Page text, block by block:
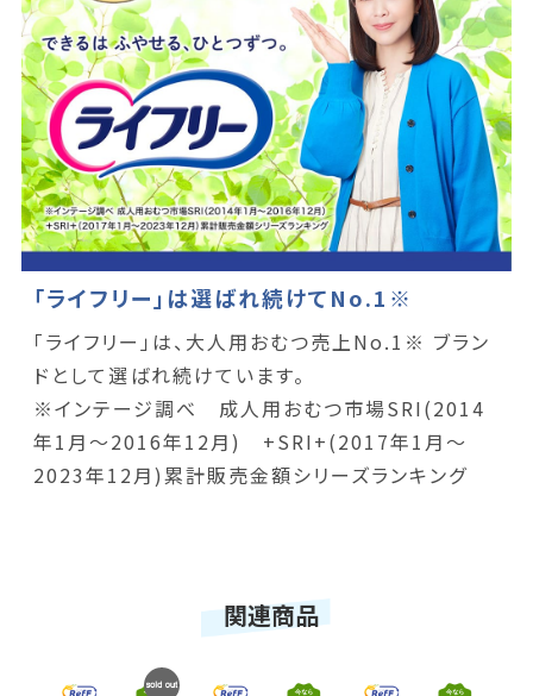
「ライフリー」は選ばれ続けてNo.1※
「ライフリー」は、大人用おむつ売上No.1※ ブラン
ドとして選ばれ続けています。
※インテージ調べ 成人用おむつ市場SRI(2014
年1月～2016年12月) +SRI+(2017年1月～
2023年12月)累計販売金額シリーズランキング
関連商品